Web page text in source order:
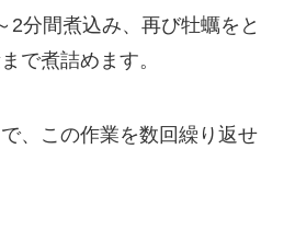
2分間煮込み、再び牡蠣をと
で煮詰めます。
、この作業を数回繰り返せ